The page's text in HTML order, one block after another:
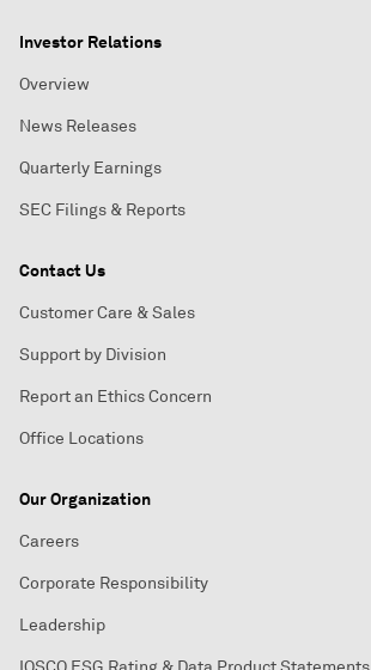
Investor Relations
Overview
News Releases
Quarterly Earnings
SEC Filings & Reports
Contact Us
Customer Care & Sales
Support by Division
Report an Ethics Concern
Office Locations
Our Organization
Careers
Corporate Responsibility
Leadership